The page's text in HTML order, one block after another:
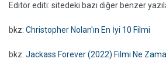
Editör editi: sitedeki bazı diğer benzer
bkz: Christopher Nolan'ın En İyi 10 Filmi
bkz: Jackass Forever (2022) Filmi Ne